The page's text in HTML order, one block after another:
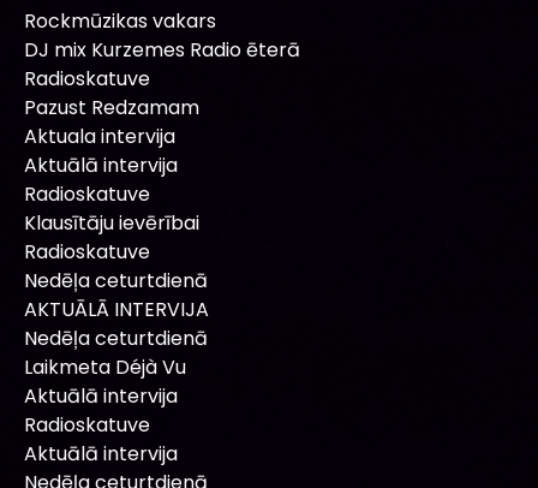
Rockmūzikas vakars
DJ mix Kurzemes Radio ēterā
Radioskatuve
Pazust Redzamam
Aktuala intervija
Aktuālā intervija
Radioskatuve
Klausītāju ievērībai
Radioskatuve
Nedēļa ceturtdienā
AKTUĀLĀ INTERVIJA
Nedēļa ceturtdienā
Laikmeta Déjà Vu
Aktuālā intervija
Radioskatuve
Aktuālā intervija
Nedēļa ceturtdienā